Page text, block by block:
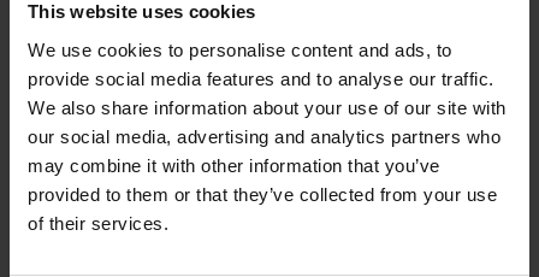
This website uses cookies
We use cookies to personalise content and ads, to
provide social media features and to analyse our traffic.
We also share information about your use of our site with
our social media, advertising and analytics partners who
may combine it with other information that you’ve
provided to them or that they’ve collected from your use
of their services.
Une horloge de panneau est un module complet
spécialement conçu pour être monté dans des
panneaux avec une vitre frontale existante. Grâce à
son design fin, avec ou sans éclairage LED, c’est la
solution parfaite pour presque toutes les applications
de panneaux.